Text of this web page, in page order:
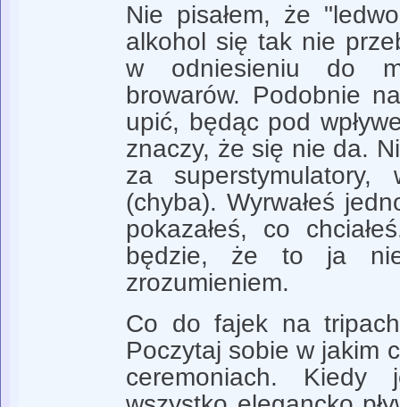
Nie pisałem, że
alkohol się tak nie
w odniesieniu do
browarów. Podobnie
upić, będąc pod
znaczy, że się nie da.
za superstymulatory,
(chyba). Wyrwałeś
pokazałeś, co
będzie, że to ja
zrozumieniem.
Co do fajek na
Poczytaj sobie w jakim
ceremoniach.